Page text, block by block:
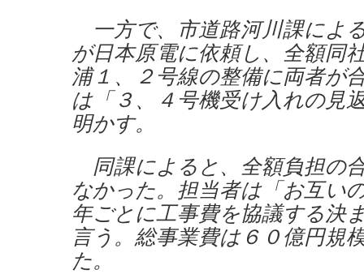
一方で、市道路河川課によ
が日本原電に依頼し、全額同
浦１、２号線の整備に両者が
は「３、４号機受け入れの見
明かす。
同課によると、全額負担の
なかった。担当者は「お互い
年ごとに工事費を協議する決
言う。総事業費は６０億円規
た。